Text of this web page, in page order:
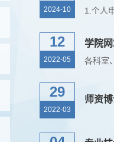
2024-10
12
2022-05
学院
29
2022-03
师资